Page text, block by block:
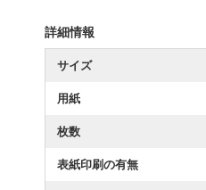
詳細情報
サイズ
用紙
枚数
表紙印刷の有無